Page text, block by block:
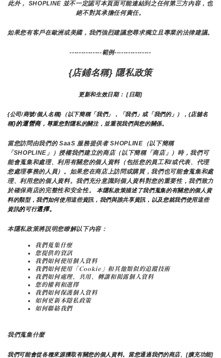
此外， SHOPLINE 並不一定認可本頁面可能連結到之任何第三方內容，也
絕不對其承擔任何責任。
如果您有客戶在歐洲或美國，我們強烈建議您尋求獨立且專業的法律建議。
--------------範例----------------
{店鋪名稱} 隱私政策
更新和生效日期： [日期]
{公司/商號/個人名稱}（以下簡稱「我們」，「我們」或「我們的」），{店舖名
稱}的運營商，尊重您對隱私的關注，並重視我們與您的關係。
當您訪問由我們的 SaaS 服務提供者 SHOPLINE（以下簡稱
「SHOPLINE」）授權我們建立的商店（以下簡稱「商店」）時，我們可
能會蒐集和處理、利用有關您的個人資料（包括您的員工和/或代表、代理
您處理事務的人員）。如果您在商店上訪問或購買，我們也可能會蒐集和處
理、利用您的個人資料。我們充分意識到個人資料對您的重要性，我們致力
於確保商店的完整性和安全性。
本隱私政策描述了我們蒐集的有關您的個人資
料的類型，我們如何使用這些資訊，我們與誰共享資訊，以及您就我們使用這些
資訊的可行選擇。
本隱私政策將説明您瞭解以下內容：
我們蒐集什麼
您提供的資訊
我們如何使用個人資料
我們如何使用「Cookie」和其他類似的追蹤技術
我們如何處理、共用、轉讓和揭露個人資料
您的權利和選擇
我們如何保護個人資料
如何更新本隱私政策
如何聯絡我們
我們蒐集什麼
我們可能會從各種來源獲取有關您的個人資料。當您通過我們的商店、[擴充功能]